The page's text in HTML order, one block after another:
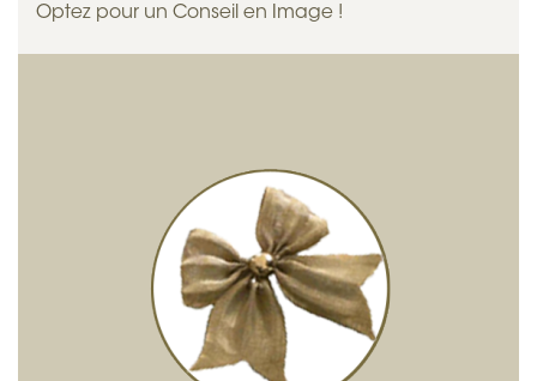
Optez pour un Conseil en Image !
Un parcours d’Initiation, ses premiers pas vers la
valorisation de son image,
Un parcours Clef, tous les conseils pour valoriser son
Un parcours Complet, tous les conseils et leur mise
en pratique pour une image qui lui ressemble,
Un parcours spécial Mariage
, pour rayonner le pour
J dans une tenue d’exception qui lui ressemble.